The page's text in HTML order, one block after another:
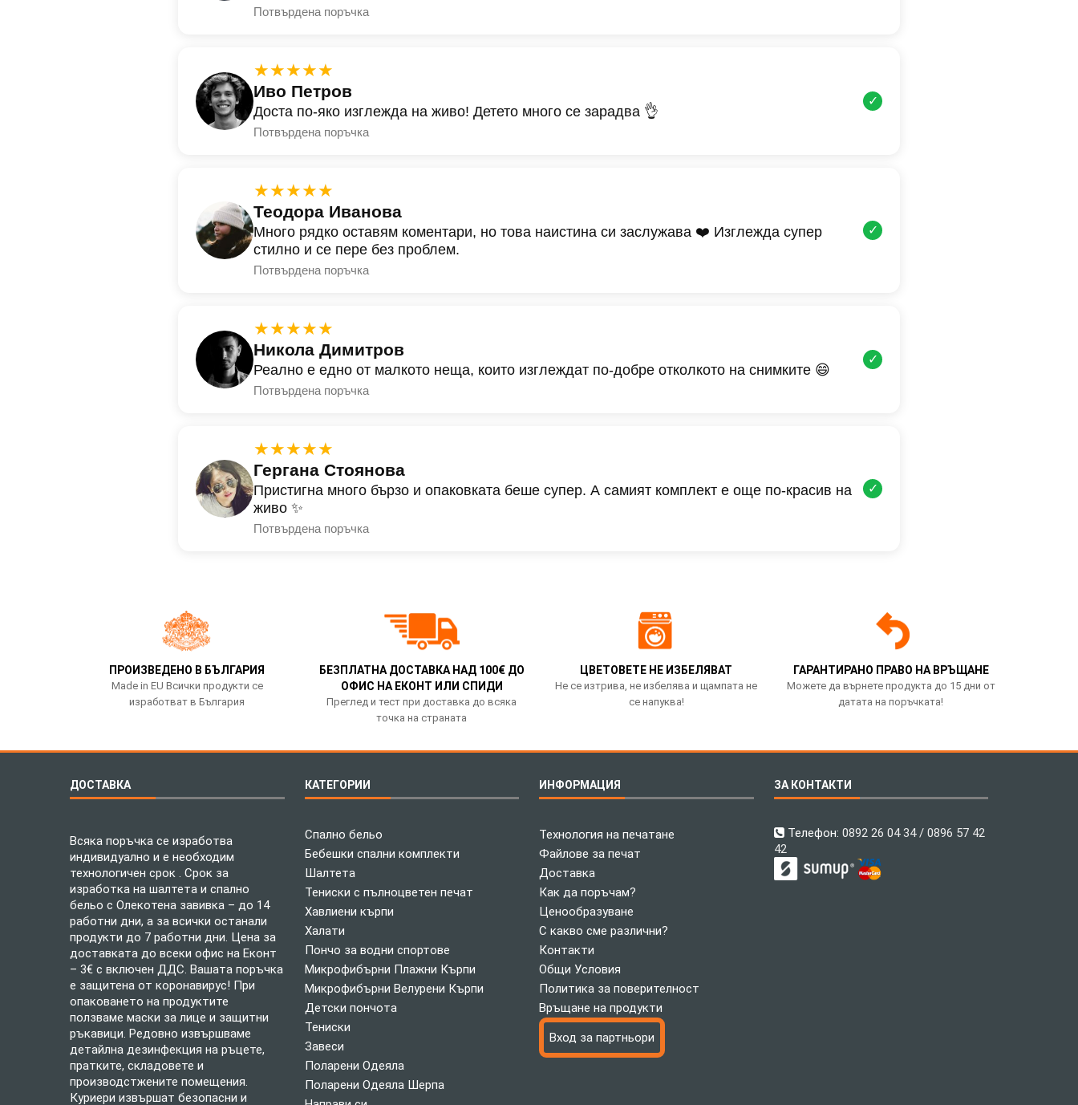
Потвърдена поръчка
★★★★★
Иво Петров
Доста по-яко изглежда на живо! Детето много се зарадва 👌
Потвърдена поръчка
✓
★★★★★
Теодора Иванова
Много рядко оставям коментари, но това наистина си заслужава ❤️ Изглежда супер
стилно и се пере без проблем.
Потвърдена поръчка
✓
★★★★★
Никола Димитров
Реално е едно от малкото неща, които изглеждат по-добре отколкото на снимките 😄
Потвърдена поръчка
✓
★★★★★
Гергана Стоянова
Пристигна много бързо и опаковката беше супер. А самият комплект е още по-красив на
живо ✨
Потвърдена поръчка
✓
ПРОИЗВЕДЕНО В БЪЛГАРИЯ
Made in EU Всички продукти се
изработват в България
БЕЗПЛАТНА ДОСТАВКА НАД 100€ ДО
ОФИС НА ЕКОНТ ИЛИ СПИДИ
Преглед и тест при доставка до всяка
точка на страната
ЦВЕТОВЕТЕ НЕ ИЗБЕЛЯВАТ
Не се изтрива, не избелява и щампата не
се напуква!
ГАРАНТИРАНО ПРАВО НА ВРЪЩАНЕ
Можете да върнете продукта до 15 дни от
датата на поръчката!
ДОСТАВКА
Всяка поръчка се изработва
индивидуално и е необходим
технологичен срок . Срок за
изработка на шалтета и спално
бельо с Олекотена завивка – до 14
работни дни, а за всички останали
продукти до 7 работни дни. Цена за
доставката до всеки офис на Еконт
– 3€ с включен ДДС. Вашата поръчка
е защитена от коронавирус! При
опаковането на продуктите
ползваме маски за лице и защитни
ръкавици. Редовно извършваме
детайлна дезинфекция на ръцете,
пратките, складовете и
производстжените помещения.
Куриери извършат безопасни и
КАТЕГОРИИ
Спално бельо
Бебешки спални комплекти
Шалтета
Тениски с пълноцветен печат
Хавлиени кърпи
Халати
Пончо за водни спортове
Микрофибърни Плажни Кърпи
Микрофибърни Велурени Кърпи
Детски пончота
Тениски
Завеси
Поларени Одеяла
Поларени Одеяла Шерпа
ИНФОРМАЦИЯ
Технология на печатане
Файлове за печат
Доставка
Как да поръчам?
Ценообразуване
С какво сме различни?
Контакти
Общи Условия
Политика за поверителност
Връщане на продукти
Вход за партньори
ЗА КОНТАКТИ
Телефон: 0892 26 04 34 / 0896 57 42
42